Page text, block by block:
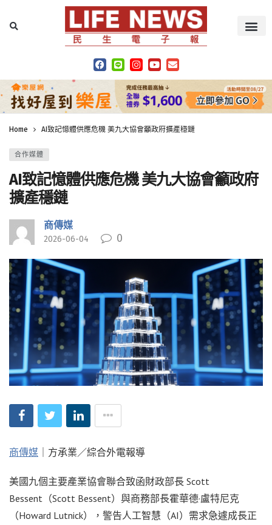
Home AI致記憶體供應危機 美九大協會籲政府擴產穩鏈
合作媒體
AI致記憶體供應危機 美九大協會籲政府
擴產穩鏈
商傳媒
2026-06-04 0
商傳媒 ｜方承業／綜合外電報導
美國九個主要產業協會聯合致函財政部長 Scott
Bessent（Scott Bessent）與商務部長霍華德·盧特尼克
（Howard Lutnick），警告人工智慧（AI）需求急遽成長正